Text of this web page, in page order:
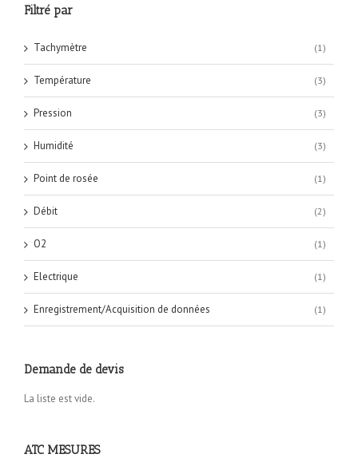
Filtré par
Tachymètre (1)
Température (3)
Pression (3)
Humidité (3)
Point de rosée (1)
Débit (2)
O2 (1)
Electrique (1)
Enregistrement/Acquisition de données (1)
Demande de devis
La liste est vide.
ATC MESURES